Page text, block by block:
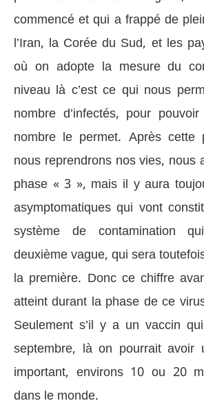
commencé et qui a frappé de
l’Iran, la Corée du Sud, et les
où on adopte la mesure du
niveau là c’est ce qui nous
nombre d’infectés, pour
nombre le permet. Après cette
nous reprendrons nos vies, nous
phase « 3 », mais il y aura
asymptomatiques qui vont
système de contamination
deuxième vague, qui sera
la première. Donc ce chiffre
atteint durant la phase de ce
Seulement s’il y a un vaccin
septembre, là on pourrait avoir
important, environs 10 ou 20
dans le monde.